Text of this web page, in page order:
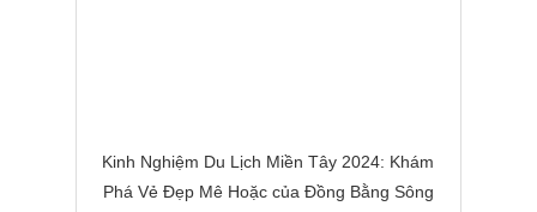
Kinh Nghiệm Du Lịch Miền Tây 2024: Khám
Phá Vẻ Đẹp Mê Hoặc của Đồng Bằng Sông